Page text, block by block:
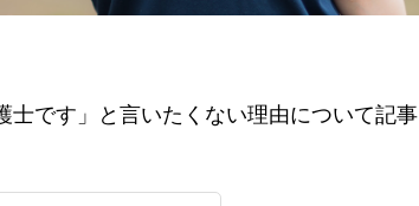
士です」と言いたくない理由について記事